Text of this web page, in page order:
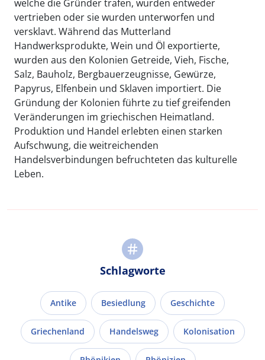
welche die Gründer trafen, wurden entweder
vertrieben oder sie wurden unterworfen und
versklavt. Während das Mutterland
Handwerksprodukte, Wein und Öl exportierte,
wurden aus den Kolonien Getreide, Vieh, Fische,
Salz, Bauholz, Bergbauerzeugnisse, Gewürze,
Papyrus, Elfenbein und Sklaven importiert. Die
Gründung der Kolonien führte zu tief greifenden
Veränderungen im griechischen Heimatland.
Produktion und Handel erlebten einen starken
Aufschwung, die weitreichenden
Handelsverbindungen befruchteten das kulturelle
Leben.
Schlagworte
Antike Besiedlung Geschichte
Griechenland Handelsweg Kolonisation